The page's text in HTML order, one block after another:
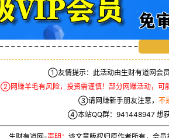
①友情提示：此活动由生财有道网会员
②网赚羊毛有风险，投资需谨慎！部分网赚活动，可
③请网赚新手朋友注意， 不
④本站QQ群： 941448947 想